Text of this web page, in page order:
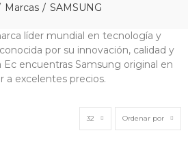
Marcas SAMSUNG
líder mundial en tecnología y
por su innovación, calidad y
encuentras Samsung original en
a excelentes precios.
32 Ordenar por